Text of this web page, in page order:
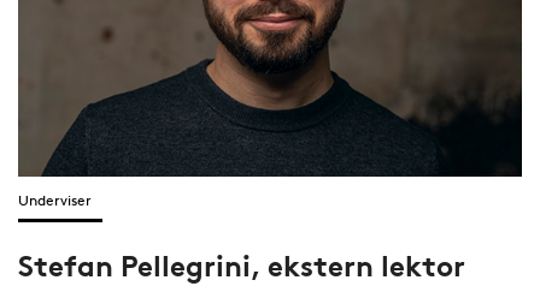
Underviser
Stefan Pellegrini, ekstern lektor